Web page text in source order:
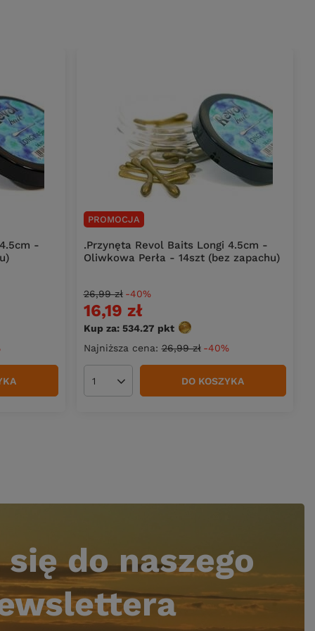
-
PROMOCJA
.Przynęta Revol Baits Longi 4.5cm -
Oliwkowa Perła - 14szt (bez zapachu)
16,19 zł
Kup za: 534.27 pktpunktów
Najniższa cena:26,99 zł -40%
26,99 zł -40%
Ilość produktów DO KOSZYKA
do naszego